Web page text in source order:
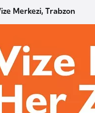
Merkezi, Trabzon